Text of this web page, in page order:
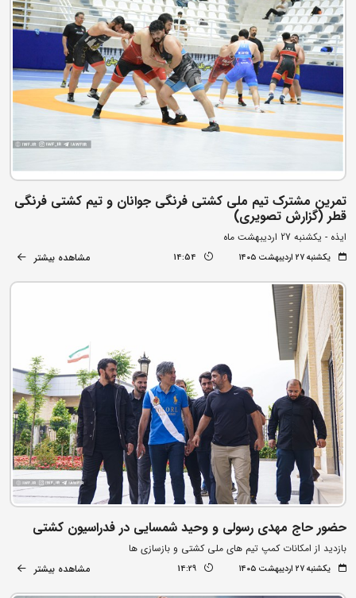
تمرین مشترک تیم ملی کشتی فرنگی جوانان و تیم کشتی فرنگی
قطر (گزارش تصویری)
ایذه - یکشنبه 27 اردیبهشت ماه
یکشنبه ۲۷ اردیبهشت ۱۴۰۵ 14:54 مشاهده بیشتر
حضور حاج مهدی رسولی و وحید شمسایی در فدراسیون کشتی
بازدید از امکانات کمپ تیم های ملی کشتی و بازسازی ها
یکشنبه ۲۷ اردیبهشت ۱۴۰۵ 14:29 مشاهده بیشتر